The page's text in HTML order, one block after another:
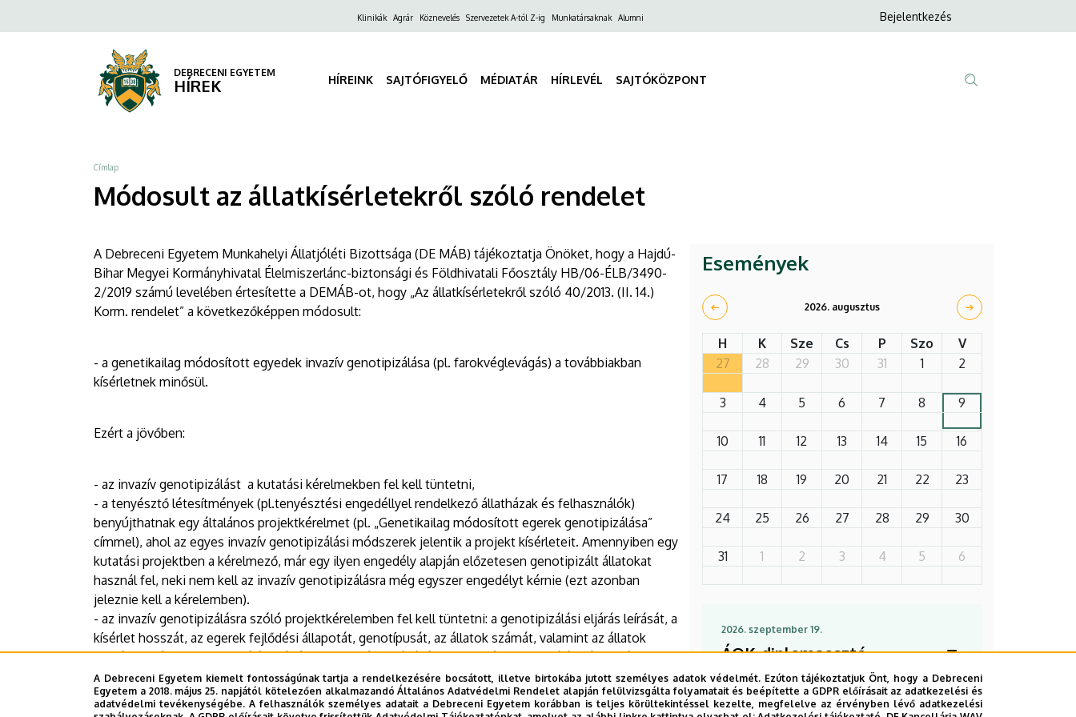
állatkísérletekről
DEBRECENI
EGYETEM
a
FelsőKlinikák Agrár Köznevelés Szervezetek A-tól Z-ig Munkatársaknak Alumni
Anonim
Bejelentkezés
DEBRECENI EGYETEM
HÍREK HÍREINK SAJTÓFIGYELŐ MÉDIATÁR HÍRLEVÉL SAJTÓKÖZPONT
Morzsa
Címlap
Módosult az állatkísérletekről szóló rendelet
A Debreceni Egyetem Munkahelyi Állatjóléti Bizottsága (DE MÁB) tájékoztatja Önöket, hogy a Hajdú-
Bihar Megyei Kormányhivatal Élelmiszerlánc-biztonsági és Földhivatali Főosztály HB/06-ÉLB/3490-
2/2019 számú levelében értesítette a DEMÁB-ot, hogy „Az állatkísérletekről szóló 40/2013. (II. 14.)
Korm. rendelet” a következőképpen módosult:
- a genetikailag módosított egyedek invazív genotipizálása (pl. farokvéglevágás) a továbbiakban
kísérletnek minősül.
Ezért a jövőben:
- az invazív genotipizálást a kutatási kérelmekben fel kell tüntetni,
- a tenyésztő létesítmények (pl.tenyésztési engedéllyel rendelkező állatházak és felhasználók)
benyújthatnak egy általános projektkérelmet (pl. „Genetikailag módosított egerek genotipizálása”
címmel), ahol az egyes invazív genotipizálási módszerek jelentik a projekt kísérleteit. Amennyiben egy
kutatási projektben a kérelmező, már egy ilyen engedély alapján előzetesen genotipizált állatokat
használ fel, neki nem kell az invazív genotipizálásra még egyszer engedélyt kérnie (ezt azonban
jeleznie kell a kérelemben).
- az invazív genotipizálásra szóló projektkérelemben fel kell tüntetni: a genotipizálási eljárás leírását, a
kísérlet hosszát, az egerek fejlődési állapotát, genotípusát, az állatok számát, valamint az állatok
sorsát a kísérlet (genotipizálás) végén. A farokvég levágását alkalmazó genotipizálás súlyossági
besorolása: enyhe.
Események
2026. augusztus
H K Sze Cs P Szo
V
27
28 29 30 31 1 2
3 4 5 6 7 8 9
10 11 12 13 14 15 16
17 18 19 20 21 22 23
24 25 26 27 28 29 30
31 1 2 3 4 5 6
2026. szeptember 19.
ÁOK-diplomaosztó
ünnepség
Az Általános Orvostudományi Kar
A Debreceni Egyetem kiemelt fontosságúnak tartja a rendelkezésére bocsátott, illetve birtokába jutott személyes adatok védelmét. Ezúton tájékoztatjuk Önt, hogy a Debreceni
Egyetem a 2018. május 25. napjától kötelezően alkalmazandó Általános Adatvédelmi Rendelet alapján felülvizsgálta folyamatait és beépítette a GDPR előírásait az adatkezelési és
adatvédelmi tevékenységébe. A felhasználók személyes adatait a Debreceni Egyetem korábban is teljes körültekintéssel kezelte, megfelelve az érvényben lévő adatkezelési